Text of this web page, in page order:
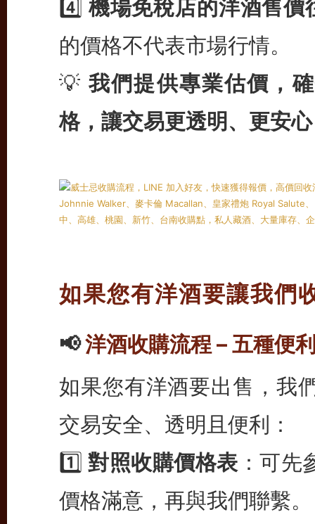
4️⃣ 機場免稅店的洋酒售價
的價格不代表市場行情。
💡我們提供專業估價，
格，讓交易更透明、更安
如果您有洋酒要讓我們
📢洋酒收購流程 – 五種便
如果您有洋酒要出售，我
交易安全、透明且便利：
1️⃣對照收購價格表 ：可
價格滿意，再與我們聯繫。